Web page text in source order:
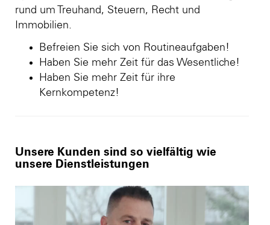
rund um Treuhand, Steuern, Recht und
Immobilien.
Befreien Sie sich von Routineaufgaben!
Haben Sie mehr Zeit für das Wesentliche!
Haben Sie mehr Zeit für ihre
Kernkompetenz!
Unsere Kunden sind so vielfältig wie
unsere Dienstleistungen